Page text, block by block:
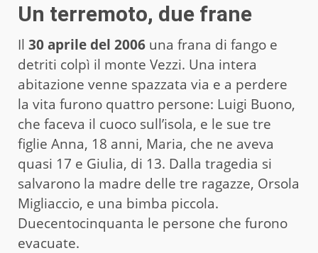
Un terremoto, due frane
Il 30 aprile del 2006 una frana di fango e
detriti colpì il monte Vezzi. Una intera
abitazione venne spazzata via e a perdere
la vita furono quattro persone: Luigi Buono,
che faceva il cuoco sull’isola, e le sue tre
figlie Anna, 18 anni, Maria, che ne aveva
quasi 17 e Giulia, di 13. Dalla tragedia si
salvarono la madre delle tre ragazze, Orsola
Migliaccio, e una bimba piccola.
Duecentocinquanta le persone che furono
evacuate.